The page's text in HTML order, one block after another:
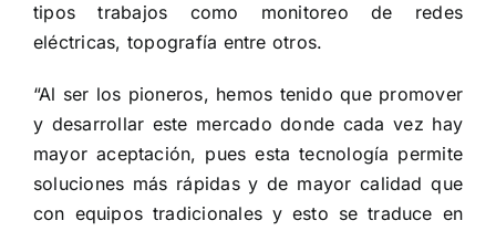
tipos trabajos como monitoreo de redes
eléctricas, topografía entre otros.
“Al ser los pioneros, hemos tenido que promover
y desarrollar este mercado donde cada vez hay
mayor aceptación, pues esta tecnología permite
soluciones más rápidas y de mayor calidad que
con equipos tradicionales y esto se traduce en